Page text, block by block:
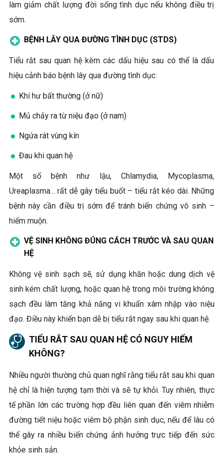
làm giảm chất lượng đời sống tình dục nếu không điều trị
sớm.
BỆNH LÂY QUA ĐƯỜNG TÌNH DỤC (STDS)
Tiểu rắt sau quan hệ kèm các dấu hiệu sau có thể là dấu
hiệu cảnh báo bệnh lây qua đường tình dục:
Khí hư bất thường (ở nữ)
Mủ chảy ra từ niệu đạo (ở nam)
Ngứa rát vùng kín
Đau khi quan hệ
Một số bệnh như lậu, Chlamydia, Mycoplasma,
Ureaplasma… rất dễ gây tiểu buốt – tiểu rắt kéo dài. Những
bệnh này cần điều trị sớm để tránh biến chứng vô sinh –
hiếm muộn.
VỆ SINH KHÔNG ĐÚNG CÁCH TRƯỚC VÀ SAU QUAN
HỆ
Không vệ sinh sạch sẽ, sử dụng khăn hoặc dung dịch vệ
sinh kém chất lượng, hoặc quan hệ trong môi trường không
sạch đều làm tăng khả năng vi khuẩn xâm nhập vào niệu
đạo. Điều này khiến bạn dễ bị tiểu rắt ngay sau khi quan hệ.
TIỂU RẮT SAU QUAN HỆ CÓ NGUY HIỂM
KHÔNG?
Nhiều người thường chủ quan nghĩ rằng tiểu rắt sau khi quan
hệ chỉ là hiện tượng tạm thời và sẽ tự khỏi. Tuy nhiên, thực
tế phần lớn các trường hợp đều liên quan đến viêm nhiễm
đường tiết niệu hoặc viêm bộ phận sinh dục, nếu để lâu có
thể gây ra nhiều biến chứng ảnh hưởng trực tiếp đến sức
khỏe sinh sản.